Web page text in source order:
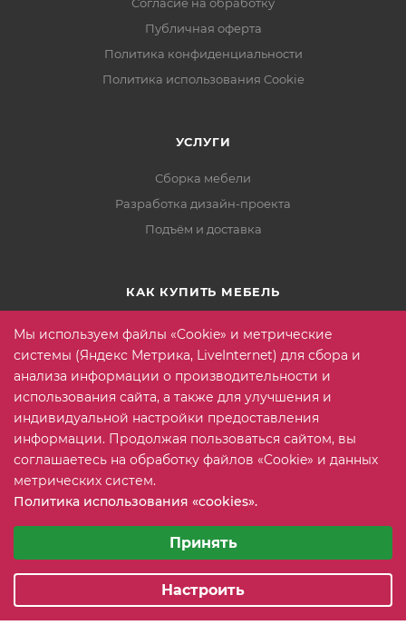
Публичная оферта
Политика конфиденциальности
Политика использования Cookie
УСЛУГИ
Сборка мебели
Разработка дизайн-проекта
Подъём и доставка
КАК КУПИТЬ МЕБЕЛЬ
Условия оплаты
Условия доставки
Гарантия на товар
Вопрос-ответ
+7 (815) 2 606-608 ЗАКАЗАТЬ ЗВОНОК
info@mebeler51.ru
г. Мурманск, ул. Свердлова 11Б
Мы используем файлы «Cookie» и метрические
системы (Яндекс Метрика, LiveInternet) для сбора и
анализа информации о производительности и
использования сайта, а также для улучшения и
индивидуальной настройки предоставления
информации. Продолжая пользоваться сайтом, вы
соглашаетесь на обработку файлов «Cookie» и данных
метрических систем.
Политика использования «cookies».
Аналитические/Функциональные
Принять
Настроить